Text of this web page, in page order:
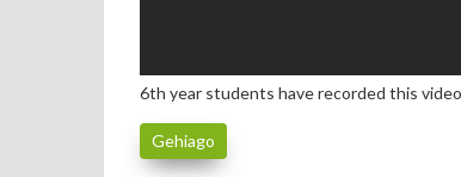
6th year students have recorded this
Gehiago